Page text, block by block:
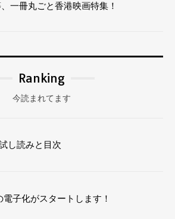
一冊丸ごと香港映画特集！
Ranking
今読まれてます
し読みと目次
子化がスタートします！